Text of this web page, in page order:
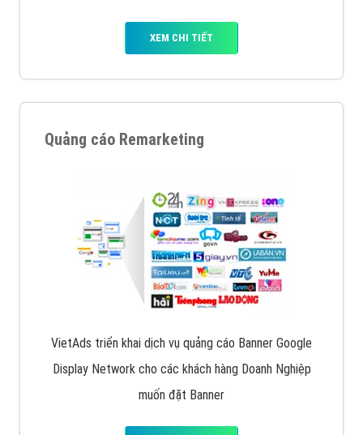
XEM CHI TIẾT
Quảng cáo Remarketing
VietAds triển khai dịch vụ quảng cáo Banner Google
Display Network cho các khách hàng Doanh Nghiệp
muốn đặt Banner